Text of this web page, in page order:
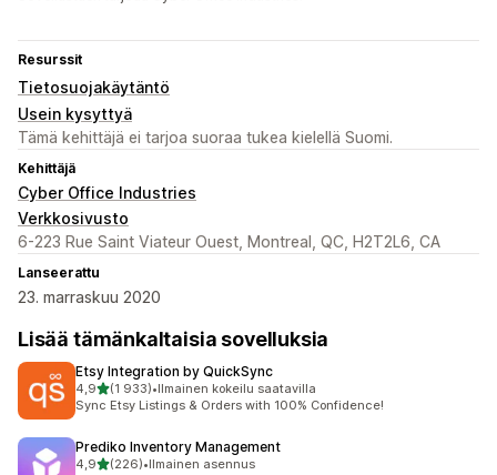
Resurssit
Tietosuojakäytäntö
Usein kysyttyä
Tämä kehittäjä ei tarjoa suoraa tukea kielellä Suomi.
Kehittäjä
Cyber Office Industries
Verkkosivusto
6-223 Rue Saint Viateur Ouest, Montreal, QC, H2T2L6, CA
Lanseerattu
23. marraskuu 2020
Lisää tämänkaltaisia sovelluksia
Etsy Integration by QuickSync
4,9/ 5 tähteä
(1 933)
1933 arvostelua yhteensä
•Ilmainen kokeilu saatavilla
Sync Etsy Listings & Orders with 100% Confidence!
Prediko Inventory Management
4,9/ 5 tähteä
(226)
226 arvostelua yhteensä
•Ilmainen asennus